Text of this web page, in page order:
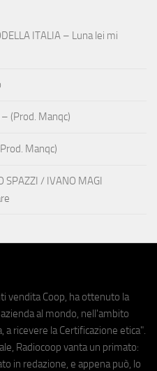
ITALIA – Luna lei mi
(Prod. Manqc)
Manqc)
SPAZZI / IVANO MAGI
vendita Coop, ha ottenuto la
al mondo, nell'ambito
ricevere la Certificazione etica".
Radiocoop vanta un primato:
in redazione, e appena può, lo